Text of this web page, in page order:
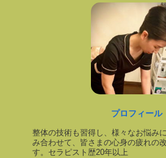
プロフィール
整体の技術も習得し、様々なお悩み
み合わせて、皆さまの心身の疲れの
す。セラピスト歴20年以上